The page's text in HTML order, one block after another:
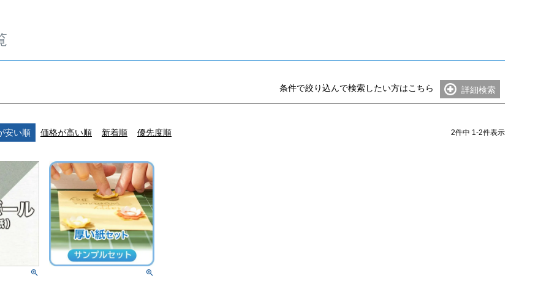
条件で絞り込んで検索したい方はこちら 詳細検索
検索
安い順 価格が高い順 新着順 優先度順 2件中 1 -2件表示